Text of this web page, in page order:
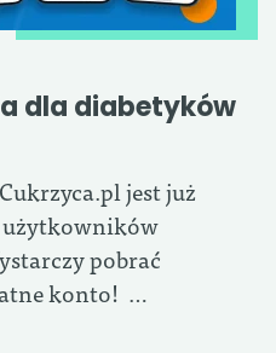
dla diabetyków
jest już
użytkowników
pobrać
konto! …